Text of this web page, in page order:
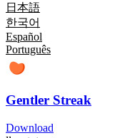
日本語
한국어
Español
Português
Gentler Streak
Download